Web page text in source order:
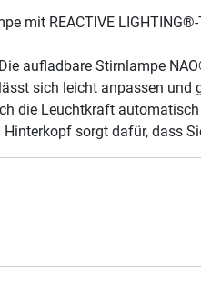
mit REACTIVE
aufladbare Stirnlampe
sich leicht anpassen
die Leuchtkraft
sorgt dafür, dass